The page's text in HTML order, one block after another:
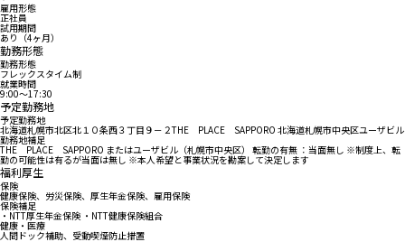
雇用形態
正社員
試用期間
あり（4ヶ月）
勤務形態
勤務形態
フレックスタイム制
就業時間
9:00〜17:30
予定勤務地
予定勤務地
北海道札幌市北区北１０条西３丁目９－２THE PLACE SAPPORO 北海道札幌市中央区ユーザビル
勤務地補足
THE PLACE SAPPORO またはユーザビル（札幌市中央区） 転勤の有無 ：当面無し ※制度上、転
勤の可能性は有るが当面は無し ※本人希望と事業状況を勘案して決定します
福利厚生
保険
健康保険、労災保険、厚生年金保険、雇用保険
保険補足
・NTT厚生年金保険 ・NTT健康保険組合
健康・医療
人間ドック補助、受動喫煙防止措置